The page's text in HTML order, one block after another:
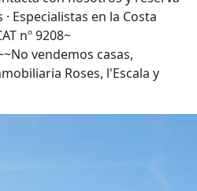
Especialistas en la Costa
nº 9208~
vendemos casas,
Roses, l'Escala y